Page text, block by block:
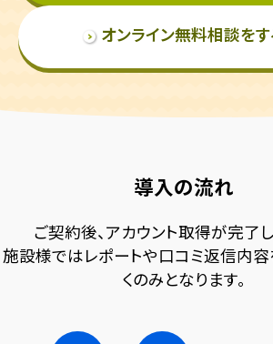
オンライン無料相談をす
導入の流れ
ご契約後、アカウント取得が完了
施設様ではレポートや口コミ返信内
くのみとなります。